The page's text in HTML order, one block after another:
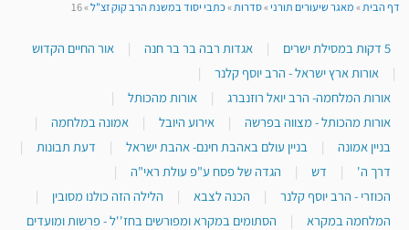
דף הבית»מאגר שיעורים תורני»סדרות»כתבי יסוד במשנת הרב קוק זצ"ל»
16
5 דקות במסילת ישרים | אגדות רבה בר בר חנה |
אור החיים הקדוש
|
אורות ארץ ישראל - הרב יוסף קלנר
|
אורות המלחמה- הרב יואל רוזנברג
| אורות מהכותל
|
אורות מהכותל - מצווה בפרשה
| אירוע היובל | אמונה במלחמה
|
בניין אמונה
| בניין עולם באהבת חינם- אהבת ישראל | דעת תבונות
|
דרך ה'
| דש | הגדה של פסח ע"פ עולת ראי"ה
|
הכוזרי - הרב יוסף קלנר
| הכנה לצבא | הלילה הזה כולנו מסובין
|
המלחמה במקרא
|
הסתומים במקרא ומפורשים בחז''ל - פרשות ומועדים